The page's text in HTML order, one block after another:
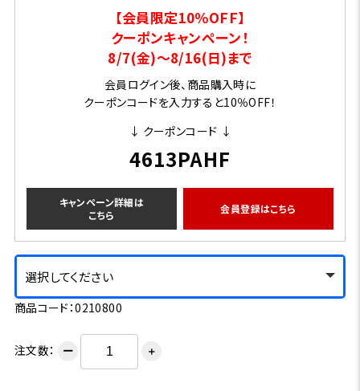
【会員限定10％OFF】
クーポンキャンペーン！
8/7(金)～8/16(日)まで
会員ログイン後、商品購入時に
クーポンコードを入力すると10％OFF！
↓ クーポンコード ↓
4613PAHF
キャンペーン詳細は
こちら
会員登録はこちら
選択してください
商品コード：0210800
注文数： ー ＋